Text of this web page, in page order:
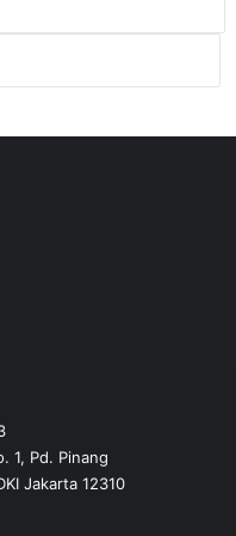
Kajian untuk
1, Pd. Pinang
Jakarta 12310